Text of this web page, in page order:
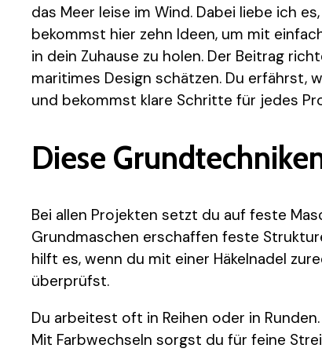
das Meer leise im Wind. Dabei liebe ich
bekommst hier zehn Ideen, um mit
in dein Zuhause zu holen. Der Beitrag
maritimes Design schätzen. Du erfährst,
und bekommst klare Schritte für jedes
Diese
Bei allen Projekten setzt du auf feste
Grundmaschen erschaffen feste
hilft es, wenn du mit einer Häkelnadel
überprüfst.
Du arbeitest oft in Reihen oder in
Mit Farbwechseln sorgst du für feine